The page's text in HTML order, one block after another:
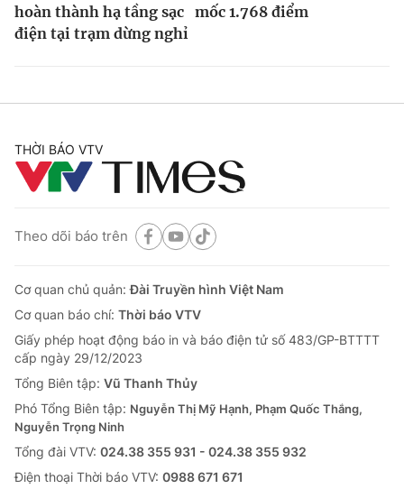
hoàn thành hạ tầng sạc
điện tại trạm dừng nghỉ
mốc 1.768 điểm
THỜI BÁO VTV
Theo dõi báo trên
Cơ quan chủ quản:Đài Truyền hình Việt Nam
Cơ quan báo chí: Thời báo VTV
Giấy phép hoạt động báo in và báo điện tử số 483/GP-BTTTT
cấp ngày 29/12/2023
Tổng Biên tập: Vũ Thanh Thủy
Phó Tổng Biên tập: Nguyễn Thị Mỹ Hạnh, Phạm Quốc Thắng,
Nguyễn Trọng Ninh
Tổng đài VTV: 024.38 355 931 - 024.38 355 932
Ðiện thoại Thời báo VTV: 0988 671 671